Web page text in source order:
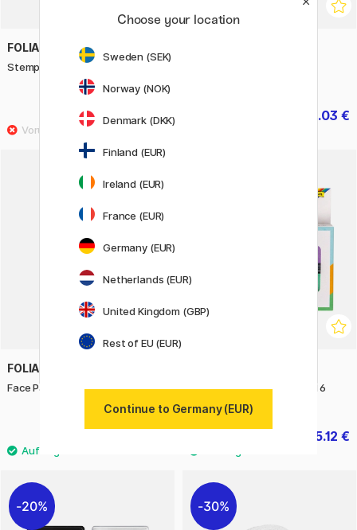
FOLIA
Stempelkissen Set Neon 6 Stück
5.12 €
6.40 € 2.03 €
FOLIA
Face Paint Set Sweet 6er-Pack
Stempelkissen Set Pastell 6
5.12 €
20% 30%
Choose your location
Sweden (SEK)
Norway (NOK)
Denmark (DKK)
Finland (EUR)
Ireland (EUR)
France (EUR)
Germany (EUR)
Netherlands (EUR)
United Kingdom (GBP)
Rest of EU (EUR)
Continue to Germany (EUR)